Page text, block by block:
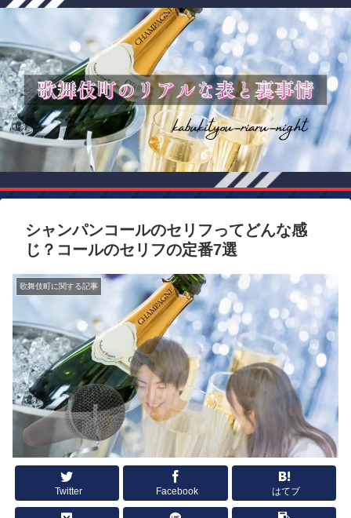
シャンパンコールのセリフってどんな感
じ？コールのセリフの定番7選
歌舞伎町に関する記事
Twitter Facebook はてブ